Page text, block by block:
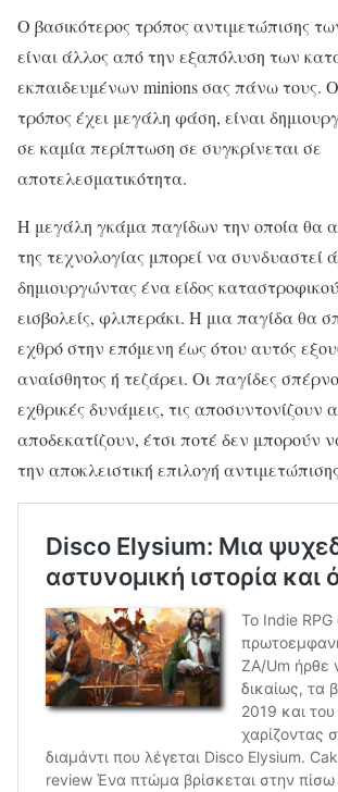
Ο βασικότερος τρόπος αντιμετώπισης
είναι άλλος από την εξαπόλυση των
εκπαιδευμένων minions σας πάνω τους.
τρόπος έχει μεγάλη φάση, είναι
σε καμία περίπτωση σε συγκρίνεται σε
αποτελεσματικότητα.
Η μεγάλη γκάμα παγίδων την οποία θα
της τεχνολογίας μπορεί να συνδυαστεί
δημιουργώντας ένα είδος
εισβολείς, φλιπεράκι. Η μια παγίδα θα
εχθρό στην επόμενη έως ότου αυτός
αναίσθητος ή τεζάρει. Οι παγίδες
εχθρικές δυνάμεις, τις αποσυντονίζουν
αποδεκατίζουν, έτσι ποτέ δεν μπορούν
την αποκλειστική επιλογή